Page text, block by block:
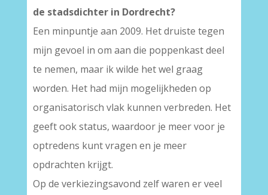
de stadsdichter in Dordrecht?
Een minpuntje aan 2009. Het druiste tegen
mijn gevoel in om aan die poppenkast deel
te nemen, maar ik wilde het wel graag
worden. Het had mijn mogelijkheden op
organisatorisch vlak kunnen verbreden. Het
geeft ook status, waardoor je meer voor je
optredens kunt vragen en je meer
opdrachten krijgt.
Op de verkiezingsavond zelf waren er veel